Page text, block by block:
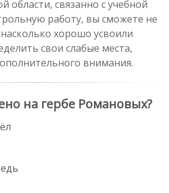
области, связанно с учебной
работу, вы сможете не
хорошо усвоили
свои слабые места,
внимания.
на гербе Романовых?